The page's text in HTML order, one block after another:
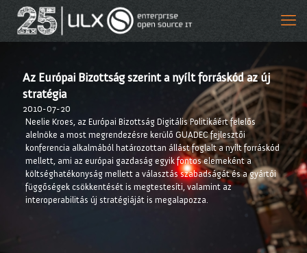
Az Európai Bizottság szerint a nyílt forráskód az új
stratégia
2010-07-20
Neelie Kroes, az Európai Bizottság Digitális Politikáért felelős
alelnö ke a most megrendezésre kerülő GUADEC fejlesztői
konferencia alkalmából határozottan állást foglalt a nyílt forráskód
mellett, ami az európai gazdaság egyik fontos elemeként a
költséghatékonyság mellett a választás szabadságát és a gyártói
függőségek csökkentését is megtestesíti, valamint az
interoperabilitás új stratégiáját is megalapozza.